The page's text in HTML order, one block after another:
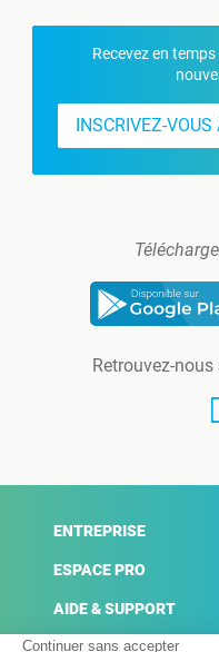
Recevez en
INSCRIVEZ-
Retrouvez-
ENTREPRISE
ESPACE PRO
AIDE & SUPPORT
ACTUALITÉS